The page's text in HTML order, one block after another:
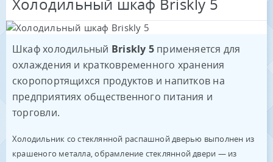
Холодильный шкаф Briskly 5
Шкаф холодильный Briskly 5применяется для
охлаждения и кратковременного хранения
скоропортящихся продуктов и напитков на
предприятиях общественного питания и
торговли.
Холодильник со стеклянной распашной дверью выполнен из
крашеного металла, обрамление стеклянной двери — из